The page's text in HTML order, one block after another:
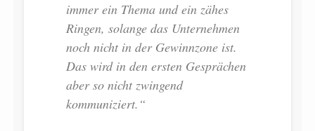
immer ein Thema und ein zähes
Ringen, solange das Unternehmen
noch nicht in der Gewinnzone ist.
Das wird in den ersten Gesprächen
aber so nicht zwingend
kommuniziert.“